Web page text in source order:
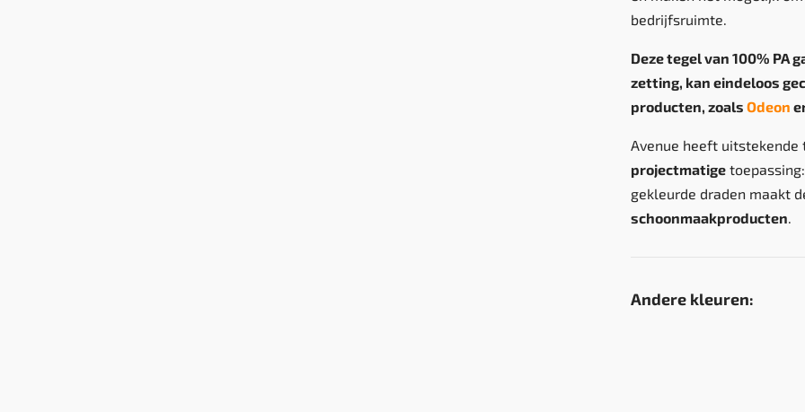
bedrijfsruimte.
Deze tegel van 100% PA
zetting, kan eindeloos
producten, zoals Odeon
Avenue heeft uitstekende
projectmatige
gekleurde draden maakt
schoonmaakproducten.
Andere kleuren: